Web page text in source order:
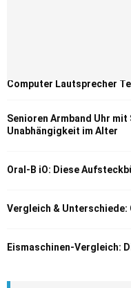
Computer Lautsprecher
Senioren Armband Uhr mit
Unabhängigkeit im Alter
Oral-B iO: Diese
Vergleich & Unterschiede:
Eismaschinen-Vergleich: